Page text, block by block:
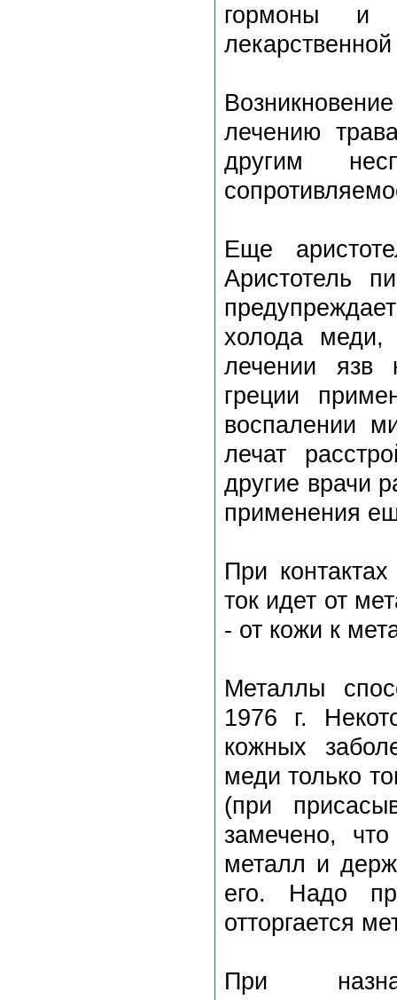
гормоны и
лечению
другим
Еще
Аристотель
холода меди,
лечении язв
греции
воспалении
лечат
другие врачи
применения
При
ток идет от
- от кожи к
Металлы
1976 г.
кожных
меди только
(при
замечено,
металл и
его. Надо
отторгается
При